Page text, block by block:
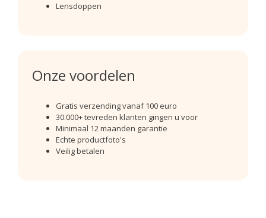
Lensdoppen
Onze voordelen
Gratis verzending vanaf 100 euro
30.000+ tevreden klanten gingen u voor
Minimaal 12 maanden garantie
Echte productfoto's
Veilig betalen